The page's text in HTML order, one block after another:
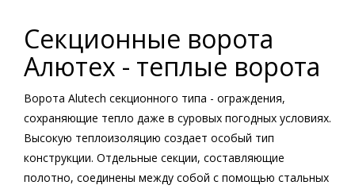
Секционные ворота
Алютех - теплые ворота
Ворота Alutech секционного типа - ограждения,
сохраняющие тепло даже в суровых погодных условиях.
Высокую теплоизоляцию создает особый тип
конструкции. Отдельные секции, составляющие
полотно, соединены между собой с помощью стальных